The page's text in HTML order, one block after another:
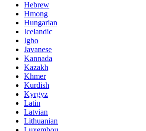
Hebrew
Hmong
Hungarian
Icelandic
Igbo
Javanese
Kannada
Kazakh
Khmer
Kurdish
Kyrgyz
Latin
Latvian
Lithuanian